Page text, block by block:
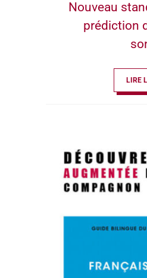
Nouveau
prédiction
LIRE